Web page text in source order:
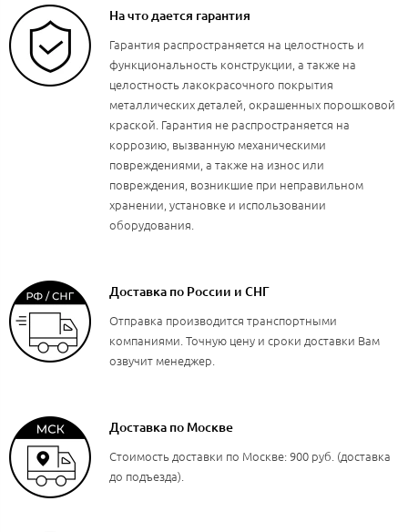
На что дается гарантия
Гарантия распространяется на целостность и
функциональность конструкции, а также на
целостность лакокрасочного покрытия
металлических деталей, окрашенных порошковой
краской. Гарантия не распространяется на
коррозию, вызванную механическими
повреждениями, а также на износ или
повреждения, возникшие при неправильном
хранении, установке и использовании
оборудования.
Доставка по России и СНГ
Отправка производится транспортными
компаниями. Точную цену и сроки доставки Вам
озвучит менеджер.
Доставка по Москве
Стоимость доставки по Москве: 900 руб. (доставка
до подъезда).